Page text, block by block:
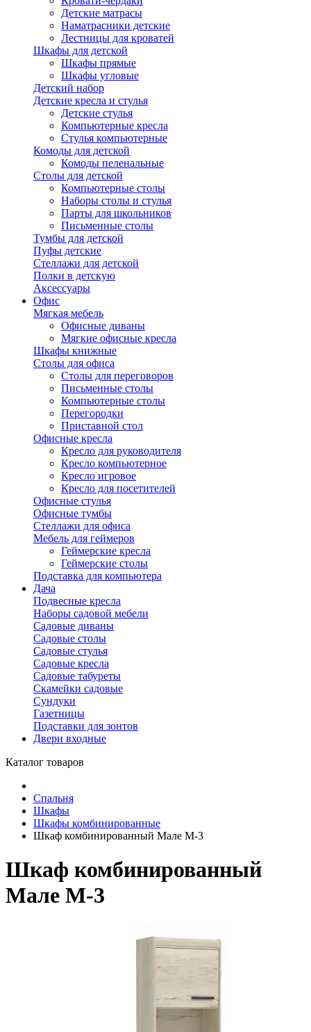
Детские матрасы
Наматрасники детские
Лестницы для кроватей
Шкафы для детской
Шкафы прямые
Шкафы угловые
Детский набор
Детские кресла и стулья
Детские стулья
Компьютерные кресла
Стулья компьютерные
Комоды для детской
Комоды пеленальные
Столы для детской
Компьютерные столы
Наборы столы и стулья
Парты для школьников
Письменные столы
Тумбы для детской
Пуфы детские
Стеллажи для детской
Полки в детскую
Аксессуары
Офис
Мягкая мебель
Офисные диваны
Мягкие офисные кресла
Шкафы книжные
Столы для офиса
Столы для переговоров
Письменные столы
Компьютерные столы
Перегородки
Приставной стол
Офисные кресла
Кресло для руководителя
Кресло компьютерное
Кресло игровое
Кресло для посетителей
Офисные стулья
Офисные тумбы
Стеллажи для офиса
Мебель для геймеров
Геймерские кресла
Геймерские столы
Подставка для компьютера
Дача
Подвесные кресла
Наборы садовой мебели
Садовые диваны
Садовые столы
Садовые стулья
Садовые кресла
Садовые табуреты
Скамейки садовые
Сундуки
Газетницы
Подставки для зонтов
Двери входные
Каталог товаров
Спальня
Шкафы
Шкафы комбинированные
Шкаф комбинированный Мале М-3
Шкаф комбинированный
Мале М-3